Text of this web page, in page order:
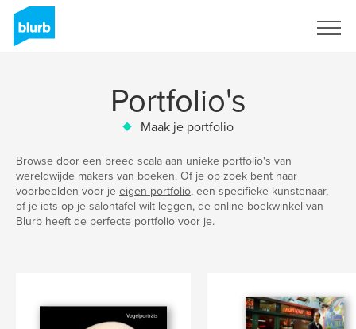
Portfolio's
Maak je portfolio
Browse door een breed scala aan unieke portfolio's van
wereldwijde makers van boeken. Of je op zoek bent naar
voorbeelden voor je eigen portfolio, een specifieke kunstenaar,
of je iets op je salontafel wilt leggen, de online boekwinkel van
Blurb heeft de perfecte portfolio voor je.